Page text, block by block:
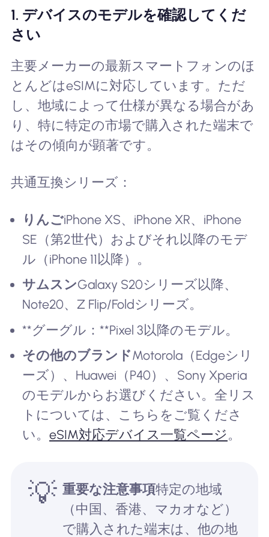
1. デバイスのモデルを確認してくだ
さい
主要メーカーの最新スマートフォンのほ
とんどはeSIMに対応しています。ただ
し、地域によって仕様が異なる場合があ
り、特に特定の市場で購入された端末で
はその傾向が顕著です。
共通互換シリーズ：
りんごiPhone XS、iPhone XR、iPhone
SE（第2世代）およびそれ以降のモデ
ル（iPhone 11以降）。
サムスンGalaxy S20シリーズ以降、
Note20、Z Flip/Foldシリーズ。
**グーグル：**Pixel 3以降のモデル。
その他のブランドMotorola（Edgeシリ
ーズ）、Huawei（P40）、Sony Xperia
のモデルからお選びください。全リス
トについては、こちらをご覧くださ
い。eSIM対応デバイス一覧ページ。
💡 重要な注意事項特定の地域
（中国、香港、マカオなど）
で購入された端末は、他の地